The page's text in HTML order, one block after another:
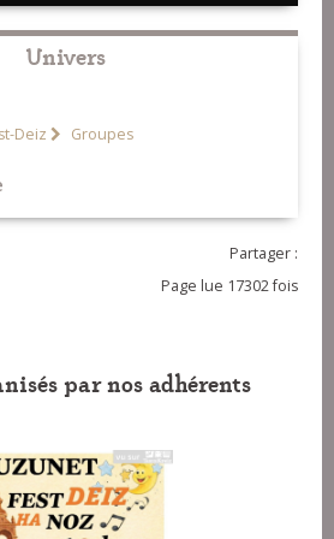
Univers
Deiz Groupes
Partager :
Page lue 17302 fois
par nos adhérents